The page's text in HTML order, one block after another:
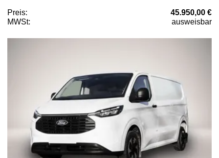
Preis:
45.950,00 €
MWSt:
ausweisbar